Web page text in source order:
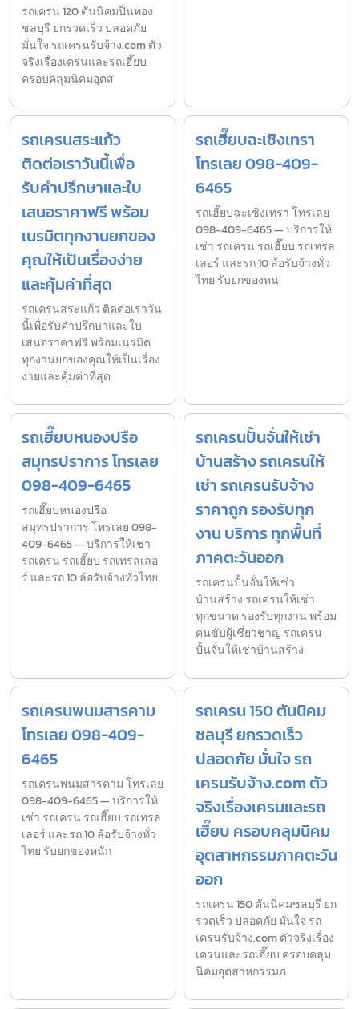
รถเครน 120 ตันนิคมปิ่นทอง
ชลบุรี ยกรวดเร็ว ปลอดภัย
มั่นใจ รถเครนรับจ้าง.com ตัว
จริงเรื่องเครนและรถเฮี๊ยบ
ครอบคลุมนิคมอุตส
รถเครนสระแก้ว
ติดต่อเราวันนี้เพื่อ
รับคำปรึกษาและใบ
เสนอราคาฟรี พร้อม
เนรมิตทุกงานยกของ
คุณให้เป็นเรื่องง่าย
และคุ้มค่าที่สุด
รถเครนสระแก้ว ติดต่อเราวัน
นี้เพื่อรับคำปรึกษาและใบ
เสนอราคาฟรี พร้อมเนรมิต
ทุกงานยกของคุณให้เป็นเรื่อง
ง่ายและคุ้มค่าที่สุด
รถเฮี๊ยบฉะเชิงเทรา
โทรเลย 098-409-
6465
รถเฮี๊ยบฉะเชิงเทรา โทรเลย
098-409-6465 — บริการให้
เช่า รถเครน รถเฮี๊ยบ รถเทรล
เลอร์ และรถ 10 ล้อรับจ้างทั่ว
ไทย รับยกของหน
รถเฮี๊ยบหนองปรือ
สมุทรปราการ โทรเลย
098-409-6465
รถเฮี๊ยบหนองปรือ
สมุทรปราการ โทรเลย 098-
409-6465 — บริการให้เช่า
รถเครน รถเฮี๊ยบ รถเทรลเลอ
ร์ และรถ 10 ล้อรับจ้างทั่วไทย
รถเครนปั้นจั่นให้เช่า
บ้านสร้าง รถเครนให้
เช่า รถเครนรับจ้าง
ราคาถูก รองรับทุก
งาน บริการ ทุกพื้นที่
ภาคตะวันออก
รถเครนปั้นจั่นให้เช่า
บ้านสร้าง รถเครนให้เช่า
ทุกขนาด รองรับทุกงาน พร้อม
คนขับผู้เชี่ยวชาญ รถเครน
ปั้นจั่นให้เช่าบ้านสร้าง
รถเครนพนมสารคาม
โทรเลย 098-409-
6465
รถเครนพนมสารคาม โทรเลย
098-409-6465 — บริการให้
เช่า รถเครน รถเฮี๊ยบ รถเทรล
เลอร์ และรถ 10 ล้อรับจ้างทั่ว
ไทย รับยกของหนัก
รถเครน 150 ตันนิคม
ชลบุรี ยกรวดเร็ว
ปลอดภัย มั่นใจ รถ
เครนรับจ้าง.com ตัว
จริงเรื่องเครนและรถ
เฮี๊ยบ ครอบคลุมนิคม
อุตสาหกรรมภาคตะวัน
ออก
รถเครน 150 ตันนิคมชลบุรี ยก
รวดเร็ว ปลอดภัย มั่นใจ รถ
เครนรับจ้าง.com ตัวจริงเรื่อง
เครนและรถเฮี๊ยบ ครอบคลุม
นิคมอุตสาหกรรมภ